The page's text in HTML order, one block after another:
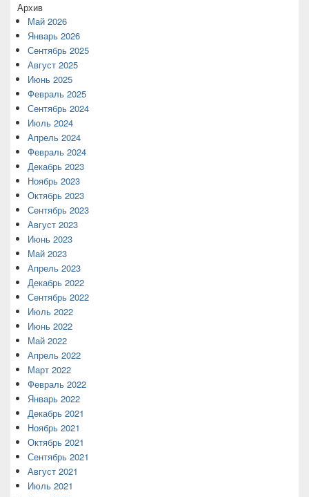
Архив
Май 2026
Январь 2026
Сентябрь 2025
Август 2025
Июнь 2025
Февраль 2025
Сентябрь 2024
Июль 2024
Апрель 2024
Февраль 2024
Декабрь 2023
Ноябрь 2023
Октябрь 2023
Сентябрь 2023
Август 2023
Июнь 2023
Май 2023
Апрель 2023
Декабрь 2022
Сентябрь 2022
Июль 2022
Июнь 2022
Май 2022
Апрель 2022
Март 2022
Февраль 2022
Январь 2022
Декабрь 2021
Ноябрь 2021
Октябрь 2021
Сентябрь 2021
Август 2021
Июль 2021